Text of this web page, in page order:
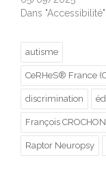
Dans "Accessibilité"
autisme
CeRHeS® France
discrimination
François CROCHON
Raptor Neuropsy